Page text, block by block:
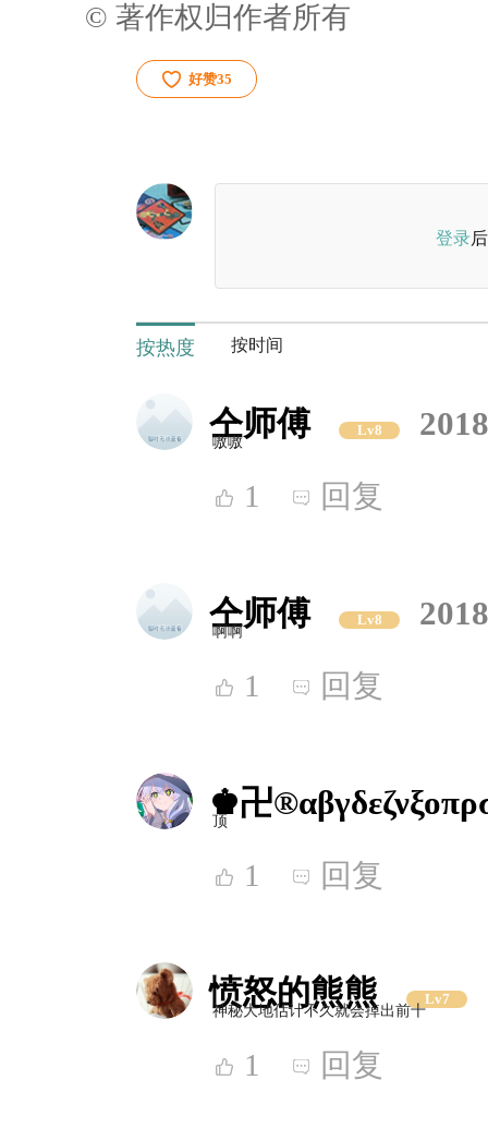
© 著作权归作者所有
好赞35
登录
按热度 按时间
仝师傅 Lv8
嗷嗷
1 回复
仝师傅 Lv8
啊啊
1 回复
♚卍
顶
1 回复
愤怒的熊熊 Lv7
神秘大地估计不久就会掉出前十
1 回复